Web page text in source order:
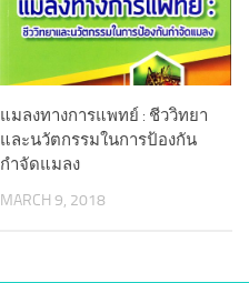
แมลงทางการแพทย์ : ชีววิทยา
และนวัตกรรมในการป้องกัน
กำจัดแมลง
MARCH 9, 2018